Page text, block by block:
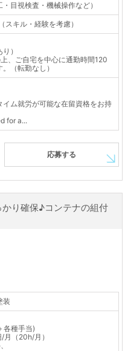
目視検査・機械操作など）
キル・経験を考慮）
）
、ご自宅を中心に通勤時間120
（転勤なし）
イム就労が可能な在留資格をお持
for a...
応募する
かり確保♪コンテナの組付
装
各種手当)
（20h/月）